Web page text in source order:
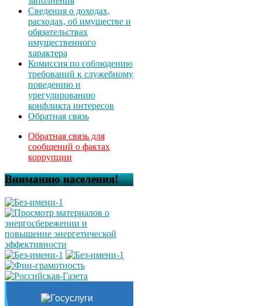
Сведения о доходах,
расходах, об имуществе и
обязательствах
имущественного
характера
Комиссия по соблюдению
требований к служебному
поведению и
урегулированию
конфликта интересов
Обратная связь
Обратная связь для
сообщений о фактах
коррупции
Вниманию населения!